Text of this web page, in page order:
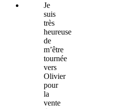
Je
suis
très
heureuse
de
m’être
tournée
vers
Olivier
pour
la
vente